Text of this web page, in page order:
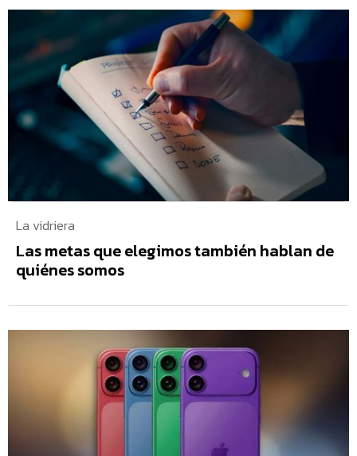
La vidriera
Las metas que elegimos también hablan de
quiénes somos